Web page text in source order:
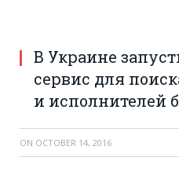
В Украине
сервис для
и исполнителей
ON OCTOBER 14, 2016